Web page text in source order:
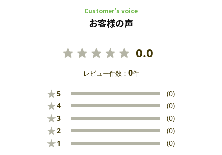
Customer’s voice
お客様の声
0.0
レビュー件数： 0件
★5 (0)
★4 (0)
★3 (0)
★2 (0)
★ 1 (0)